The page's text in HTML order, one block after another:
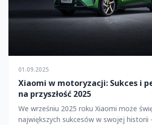
01.09.2025
Xiaomi w motoryzacji: Sukces i
na przyszłość 2025
We wrześniu 2025 roku Xiaomi może
największych sukcesów w swojej historii